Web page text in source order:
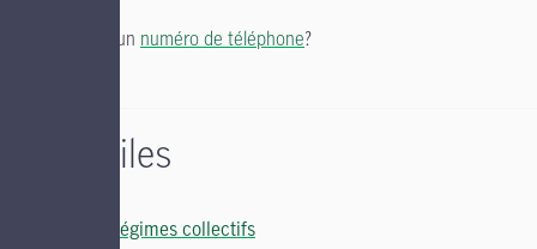
Vous cherchez un numéro de téléphone?
Liens utiles
Soutien régimes collectifs